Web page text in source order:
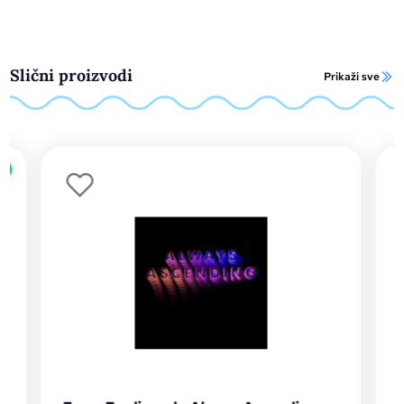
Slični proizvodi Prikaži sve